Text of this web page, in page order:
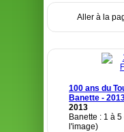
Aller à la
100 ans du
Banette -
2013
Banette : 1 à
l'image)